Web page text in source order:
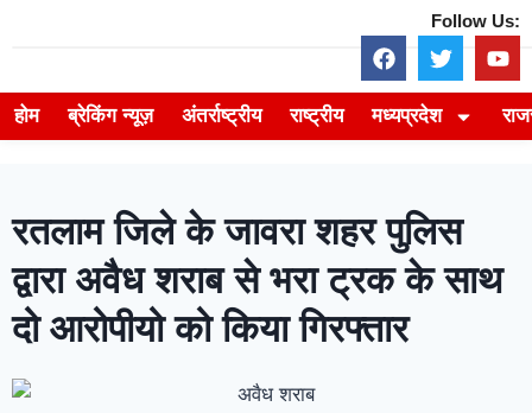
Follow Us:
होम ब्रेकिंग न्यूज़ अंतर्राष्ट्रीय राष्ट्रीय मध्यप्रदेश
रतलाम जिले के जावरा शहर पुलिस
द्वारा अवैध शराब से भरा ट्रक के साथ
दो आरोपीयो को किया गिरफ्तार